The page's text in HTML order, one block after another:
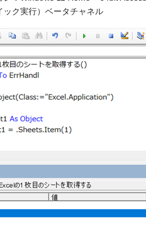
ック実行）ベータチャネル